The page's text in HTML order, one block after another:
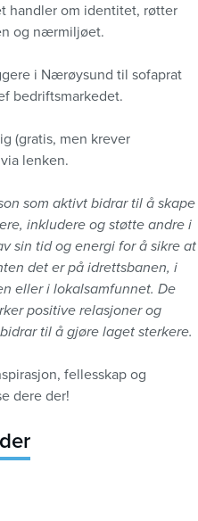
handler om identitet, røtter
og nærmiljøet.
i Nærøysund til sofaprat
bedriftsmarkedet.
(gratis, men krever
lenken.
som aktivt bidrar til å skape
inkludere og støtte andre i
sin tid og energi for å sikre at
det er på idrettsbanen, i
eller i lokalsamfunnet. De
positive relasjoner og
til å gjøre laget sterkere.
fellesskap og
dere der!